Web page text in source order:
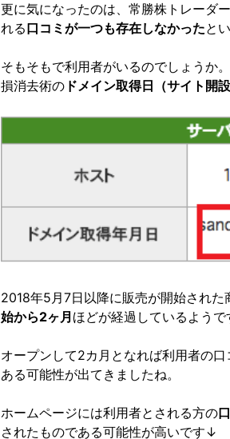
更に気になったのは、常勝株トレーダ
れる口コミが一つも存在しなかったと
そもそもで利用者がいるのでしょうか
損消去術の ドメイン取得日（サイト開設
2018年5月7日以降に販売が開始され
始から2ヶ月ほどが経過しているようで
オープンして2カ月となれば利用者の口
ある可能性が出てきましたね。
ホームページには利用者とされる方の
されたものである可能性が高いです↓